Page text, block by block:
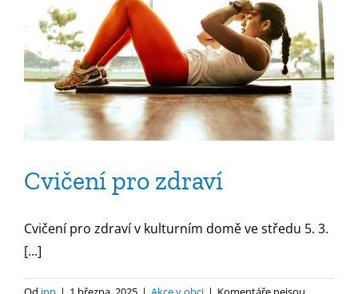
Cvičení pro zdraví
Cvičení pro zdraví v kulturním domě ve středu 5. 3.
[...]